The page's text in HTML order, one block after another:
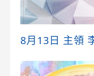
8月13日 主領